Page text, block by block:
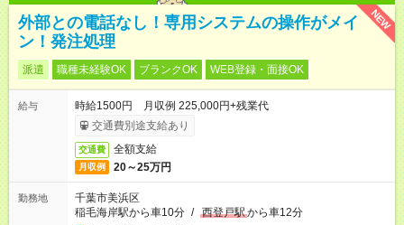
NEW
外部との電話なし！専用システムの操作がメイ
ン！発注処理
派遣 職種未経験OK ブランクOK WEB登録・面接OK
給与
時給1500円 月収例 225,000円+残業代
交通費別途支給あり
交通費 全額支給
月収例 20～25万円
勤務地
千葉市美浜区
稲毛海岸駅から車10分 / 西登戸駅から車12分